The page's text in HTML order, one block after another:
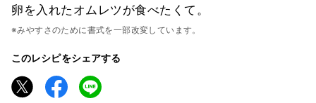
卵を入れたオムレツが食べたくて。
※みやすさのために書式を一部改変しています。
このレシピをシェアする